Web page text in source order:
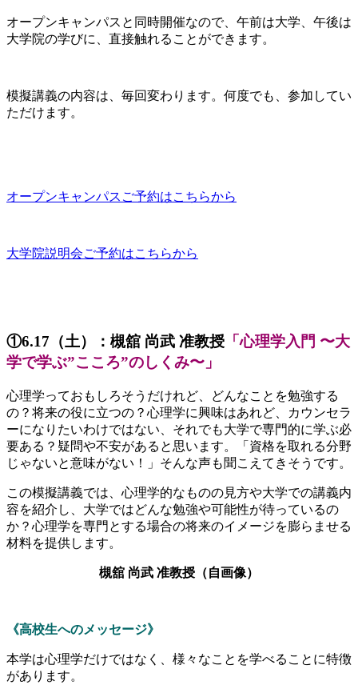
オープンキャンパスと同時開催なので、午前は大学、午後は
大学院の学びに、直接触れることができます。
模擬講義の内容は、毎回変わります。何度でも、参加してい
ただけます。
オープンキャンパスご予約はこちらから
大学院説明会ご予約はこちらから
①6.17（土）： 槻舘 尚武 准教授 「心理学入門 〜大
学で学ぶ”こころ”のしくみ〜」
心理学っておもしろそうだけれど、どんなことを勉強する
の？将来の役に立つの？心理学に興味はあれど、カウンセラ
ーになりたいわけではない、それでも大学で専門的に学ぶ必
要ある？疑問や不安があると思います。「資格を取れる分野
じゃないと意味がない！」そんな声も聞こえてきそうです。
この模擬講義では、心理学的なものの見方や大学での講義内
容を紹介し、大学ではどんな勉強や可能性が待っているの
か？心理学を専門とする場合の将来のイメージを膨らませる
材料を提供します。
槻舘 尚武 准教授（自画像）
《高校生へのメッセージ》
本学は心理学だけではなく、様々なことを学べることに特徴
があります。